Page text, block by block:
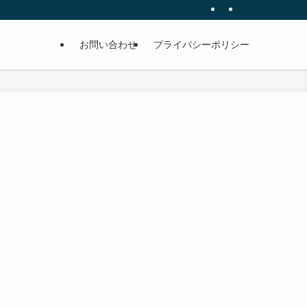
お問い合わせ プライバシーポリシー